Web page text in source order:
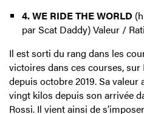
4. WE RIDE THE WORLD
par Scat Daddy) Valeur /
Il est sorti du rang dans les
victoires dans ces courses, sur
depuis octobre 2019. Sa
vingt kilos depuis son arrivée
Rossi. Il vient ainsi de